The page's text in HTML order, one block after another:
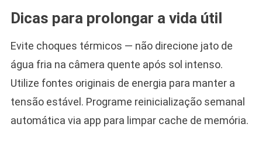
Dicas para prolongar a vida útil
Evite choques térmicos — não direcione jato de
água fria na câmera quente após sol intenso.
Utilize fontes originais de energia para manter a
tensão estável. Programe reinicialização semanal
automática via app para limpar cache de memória.